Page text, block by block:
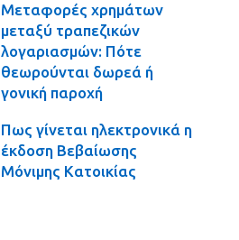
Μεταφορές χρημάτων
μεταξύ τραπεζικών
λογαριασμών: Πότε
θεωρούνται δωρεά ή
γονική παροχή
Πως γίνεται ηλεκτρονικά η
έκδοση Βεβαίωσης
Μόνιμης Κατοικίας